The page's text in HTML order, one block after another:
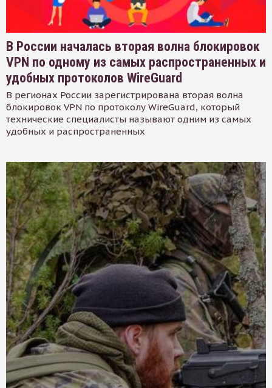
В России началась вторая волна блокировок
VPN по одному из самых распространенных и
удобных протоколов WireGuard
В регионах России зарегистрирована вторая волна
блокировок VPN по протоколу WireGuard, который
технические специалисты называют одним из самых
удобных и распространенных